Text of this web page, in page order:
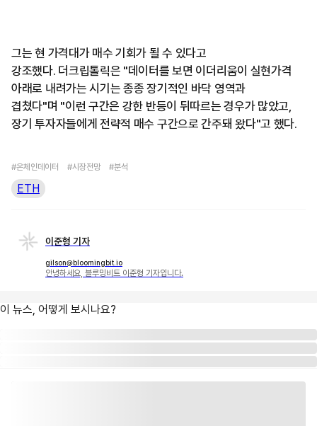
그는 현 가격대가 매수 기회가 될 수 있다고
강조했다. 더크립톨릭은 "데이터를 보면 이더리움이 실현가격
아래로 내려가는 시기는 종종 장기적인 바닥 영역과
겹쳤다"며 "이런 구간은 강한 반등이 뒤따르는 경우가 많았고,
장기 투자자들에게 전략적 매수 구간으로 간주돼 왔다"고 했다.
#온체인데이터 #시장전망 #분석
ETH
이준형 기자
gilson@bloomingbit.io
안녕하세요, 블루밍비트 이준형 기자입니다.
이 뉴스, 어떻게 보시나요?